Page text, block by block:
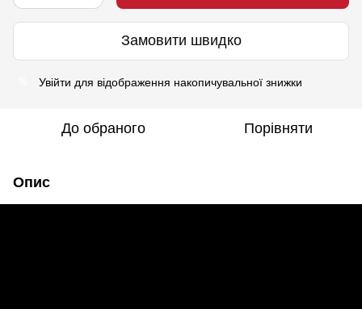
Замовити швидко
Увійти для відображення накопичувальної знижки
До обраного Порівняти
Опис